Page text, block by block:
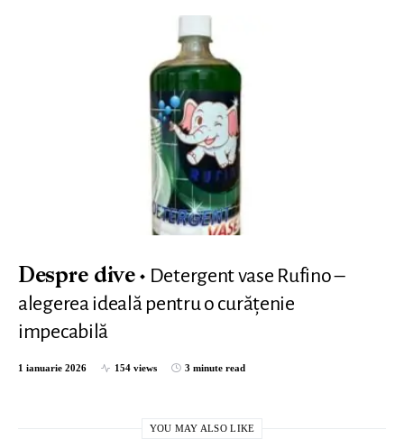
Despre dive
Detergent vase Rufino –
alegerea ideală pentru o curățenie
impecabilă
1 ianuarie 2026 154 views 3 minute read
YOU MAY ALSO LIKE